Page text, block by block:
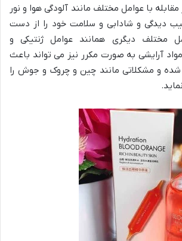
مقابله با عوامل مختلف مانند آلودگی هوا و نور
دیدگی و شادابی و سلامت خود را از دست
مختلف دیگری همانند عوامل ژنتیکی و
آرایشی به صورت مکرر نیز می تواند باعث
و مشکلاتی مانند چین و چروک و جوش را